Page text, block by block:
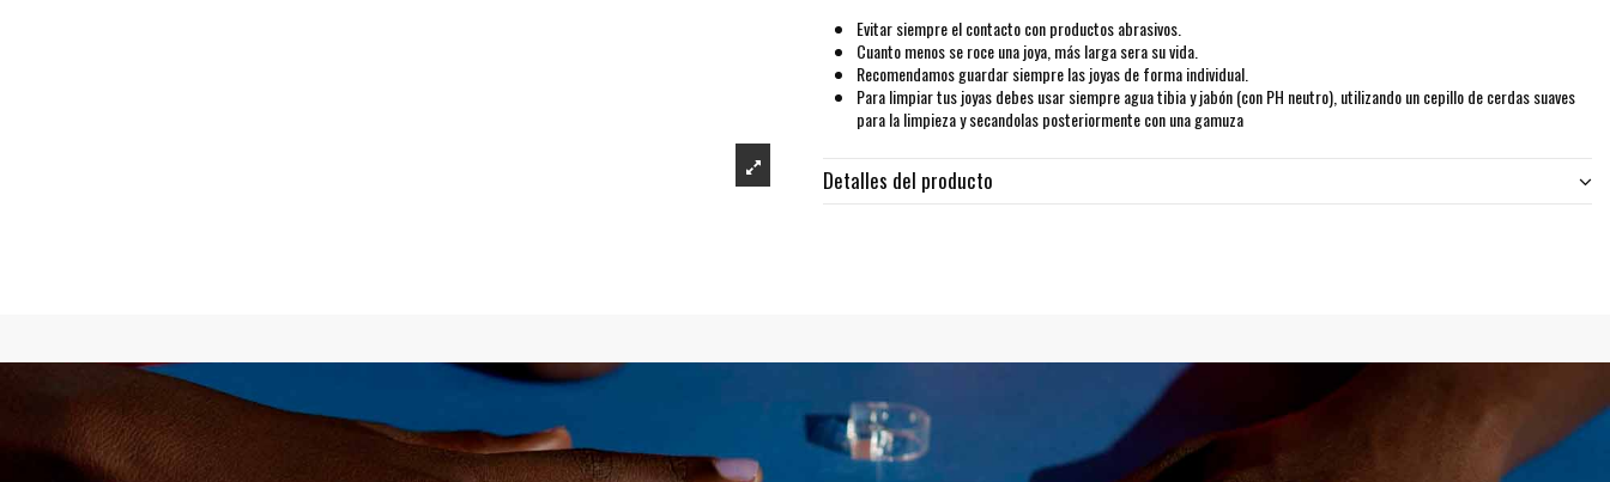
Evitar siempre el contacto con productos abrasivos.
Cuanto menos se roce una joya, más larga sera su vida.
Recomendamos guardar siempre las joyas de forma individual.
Para limpiar tus joyas debes usar siempre agua tibia y jabón (con PH neutro), utilizando un cepillo de cerdas suaves
para la limpieza y secandolas posteriormente con una gamuza
Detalles del producto